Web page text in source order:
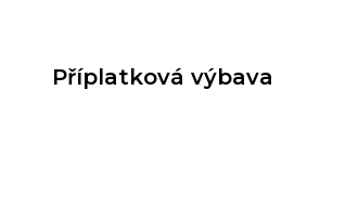
Příplatková výbava